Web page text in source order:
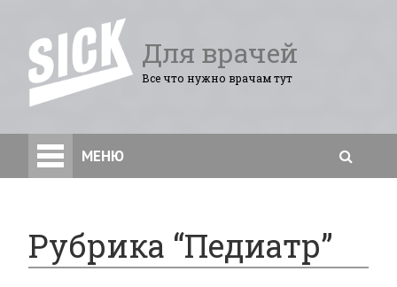
Для врачей
Все что нужно врачам тут
МЕНЮ
Рубрика “Педиатр”